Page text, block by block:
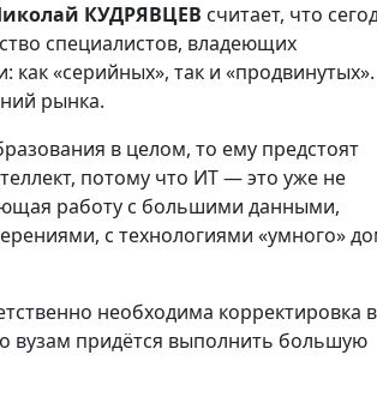
иколай КУДРЯВЦЕВ считает, что
специалистов, владеющих
«серийных», так и «продвинутых».
рынка.
в целом, то ему предстоят
потому что ИТ — это уже не
работу с большими данными,
с технологиями «умного»
необходима корректировка в
вузам придётся выполнить большую